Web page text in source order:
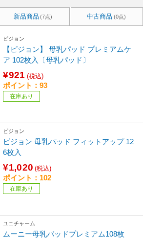
新品商品 (7点) 中古商品 (0点)
ピジョン
【ピジョン】 母乳パッド プレミアムケ
ア 102枚入〔母乳パッド〕
¥921 (税込)
ポイント：93
在庫あり
ピジョン
ピジョン 母乳パッド フィットアップ 12
6枚入
¥1,020 (税込)
ポイント：102
在庫あり
ユニチャーム
ムーニー母乳パッドプレミアム108枚